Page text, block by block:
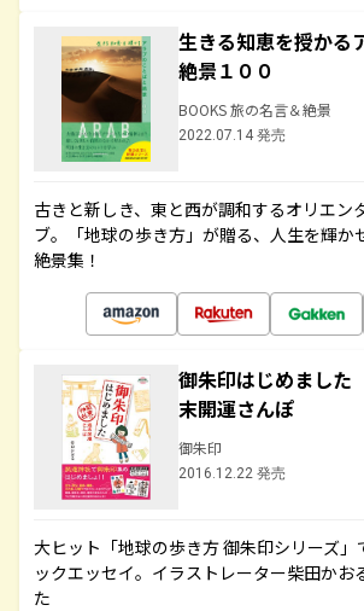
生きる知恵を授かる
絶景１００
BOOKS 旅の名言＆絶景
2022.07.14 発売
古きと新しき、東と西が調和するオリエン
ブ。「地球の歩き方」が贈る、人生を輝か
絶景集！
御朱印はじめまし
末開運さんぽ
御朱印
2016.12.22 発売
大ヒット「地球の歩き方 御朱印シリーズ」
ックエッセイ。イラストレーター柴田かお
た